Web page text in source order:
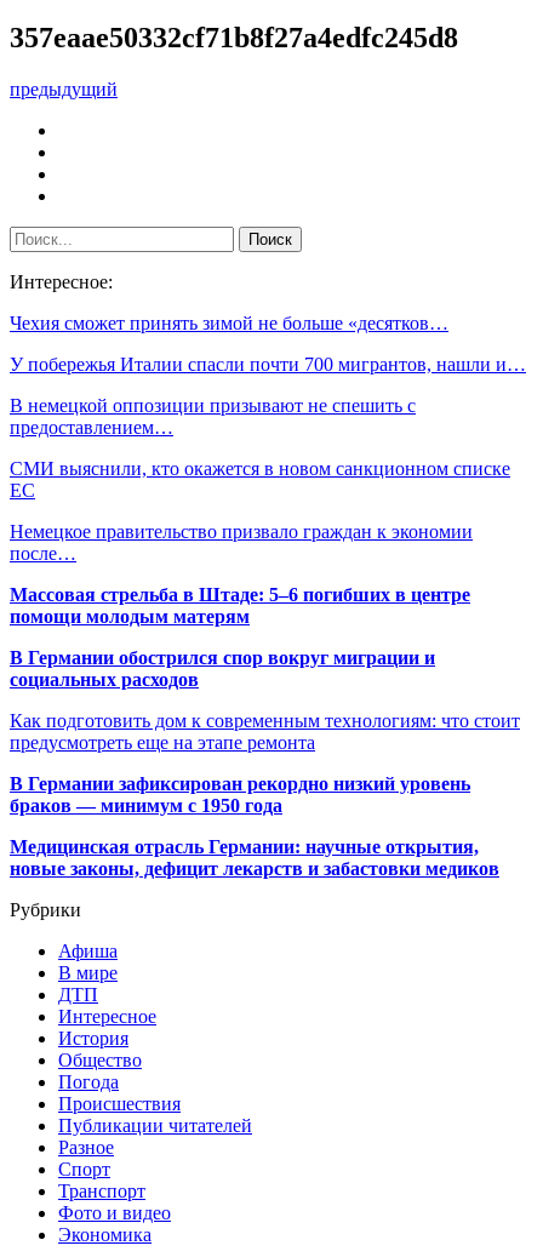
357eaae50332cf71b8f27a4edfc245d8
предыдущий
Интересное:
Чехия сможет принять зимой не больше «десятков…
У побережья Италии спасли почти 700 мигрантов, нашли и…
В немецкой оппозиции призывают не спешить с
предоставлением…
СМИ выяснили, кто окажется в новом санкционном списке
ЕС
Немецкое правительство призвало граждан к экономии
после…
Массовая стрельба в Штаде: 5–6 погибших в центре
помощи молодым матерям
В Германии обострился спор вокруг миграции и
социальных расходов
Как подготовить дом к современным технологиям: что стоит
предусмотреть еще на этапе ремонта
В Германии зафиксирован рекордно низкий уровень
браков — минимум с 1950 года
Медицинская отрасль Германии: научные открытия,
новые законы, дефицит лекарств и забастовки медиков
Рубрики
Афиша
В мире
ДТП
Интересное
История
Общество
Погода
Происшествия
Публикации читателей
Разное
Спорт
Транспорт
Фото и видео
Экономика